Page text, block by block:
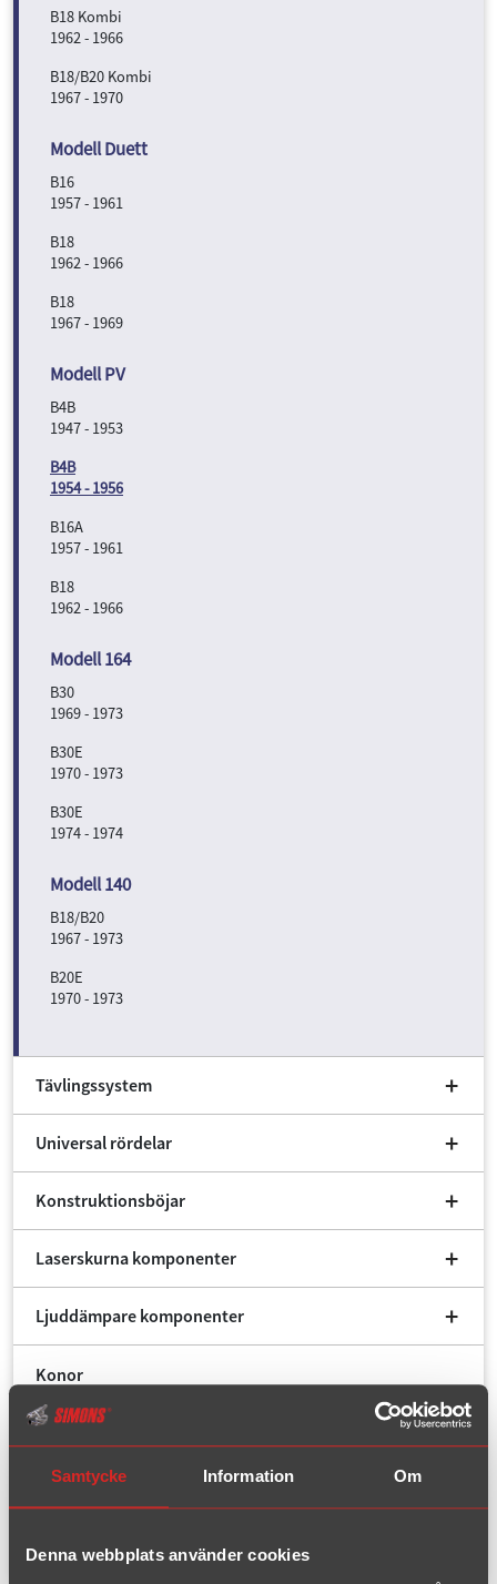
Samtycke Information Om
Denna webbplats använder cookies
B18 Kombi
1962 - 1966
B18/B20 Kombi
1967 - 1970
B16
1957 - 1961
B18
1962 - 1966
B18
1967 - 1969
B4B
1947 - 1953
B4B
1954 - 1956
B16A
1957 - 1961
B18
1962 - 1966
B30
1969 - 1973
B30E
1970 - 1973
B30E
1974 - 1974
B18/B20
1967 - 1973
B20E
1970 - 1973
Tävlingssystem
Universal rördelar
Konstruktionsböjar
Laserskurna komponenter
Ljuddämpare komponenter
Konor
Flexrör
Katalysatorer
Fynd/Outlet